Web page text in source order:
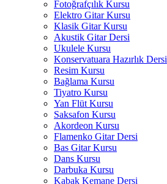
Fotoğrafçılık Kursu
Elektro Gitar Kursu
Klasik Gitar Kursu
Akustik Gitar Dersi
Ukulele Kursu
Konservatuara Hazırlık Dersi
Resim Kursu
Bağlama Kursu
Tiyatro Kursu
Yan Flüt Kursu
Saksafon Kursu
Akordeon Kursu
Flamenko Gitar Dersi
Bas Gitar Kursu
Dans Kursu
Darbuka Kursu
Kabak Kemane Dersi